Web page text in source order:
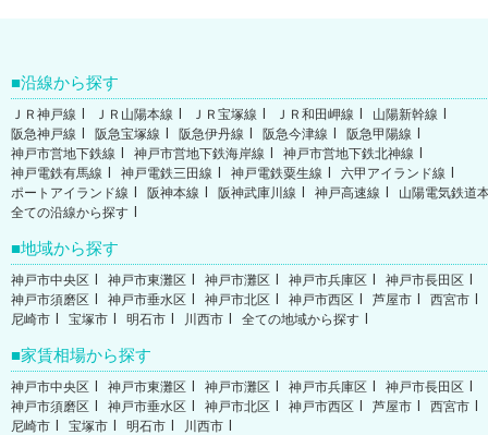
沿線から探す
ＪＲ神戸線 ＪＲ山陽本線 ＪＲ宝塚線 ＪＲ和田岬線
山陽新幹線
阪急神戸線
阪急宝塚線 阪急伊丹線 阪急今津線
阪急甲陽線
神戸市営地下鉄線
神戸市営地下鉄海岸線
神戸市営地下鉄北神線
神戸電鉄有馬線
神戸電鉄三田線 神戸電鉄粟生線
六甲アイランド線
ポートアイランド線
阪神本線 阪神武庫川線 神戸高速線
山陽電気鉄道
全ての沿線から探す
地域から探す
神戸市中央区 神戸市東灘区 神戸市灘区 神戸市兵庫区
神戸市長田区
神戸市須磨区
神戸市垂水区 神戸市北区 神戸市西区 芦屋市
西宮市
尼崎市
宝塚市 明石市 川西市 全ての地域から探す
家賃相場から探す
神戸市中央区 神戸市東灘区 神戸市灘区 神戸市兵庫区
神戸市長田区
神戸市須磨区
神戸市垂水区 神戸市北区 神戸市西区 芦屋市
西宮市
尼崎市
宝塚市 明石市 川西市